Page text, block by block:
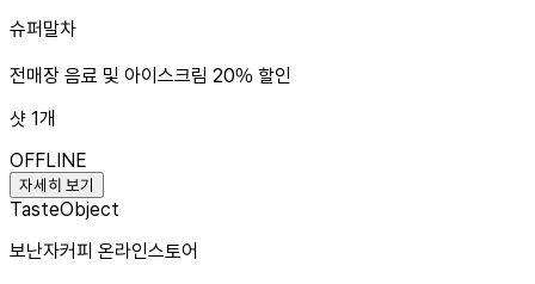
슈퍼말차
전매장 음료 및 아이스크림 20% 할인
샷 1개
OFFLINE
자세히 보기
TasteObject
보난자커피 온라인스토어